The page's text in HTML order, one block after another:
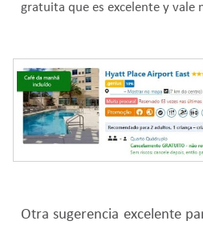
gratuita que es excelente y vale
Otra sugerencia excelente